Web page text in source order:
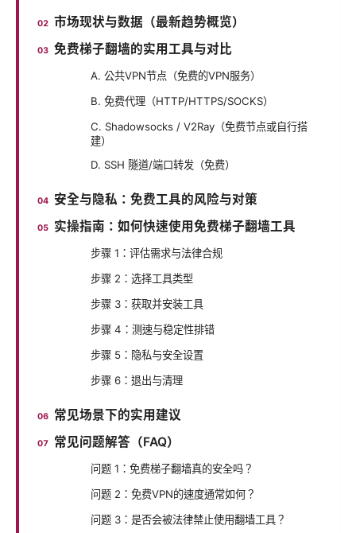
市场现状与数据（最新趋势概览）
免费梯子翻墙的实用工具与对比
A. 公共VPN节点（免费的VPN服务）
B. 免费代理（HTTP/HTTPS/SOCKS）
C. Shadowsocks / V2Ray（免费节点或自行搭
建）
D. SSH 隧道/端口转发（免费）
安全与隐私：免费工具的风险与对策
实操指南：如何快速使用免费梯子翻墙工具
步骤 1：评估需求与法律合规
步骤 2：选择工具类型
步骤 3：获取并安装工具
步骤 4：测速与稳定性排错
步骤 5：隐私与安全设置
步骤 6：退出与清理
常见场景下的实用建议
常见问题解答（FAQ）
问题 1：免费梯子翻墙真的安全吗？
问题 2：免费VPN的速度通常如何？
问题 3：是否会被法律禁止使用翻墙工具？